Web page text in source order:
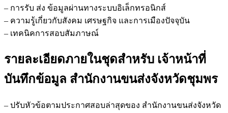
– การรับ ส่ง ข้อมูลผ่านทางระบบอิเล็กทรอนิกส์
– ความรู้เกี่ยวกับสังคม เศรษฐกิจ และการเมืองปัจจุบัน
– เทคนิคการสอบสัมภาษณ์
รายละเอียดภายในชุดสำหรับ เจ้าหน้าที่
บันทึกข้อมูล สำนักงานขนส่งจังหวัดชุมพร
– ปรับหัวข้อตามประกาศสอบล่าสุดของ สำนักงานขนส่งจังหวัด